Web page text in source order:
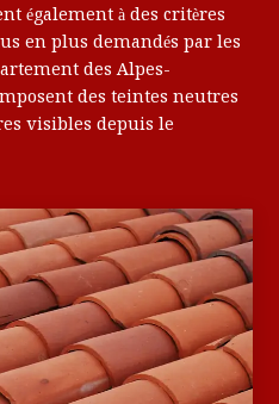
également à des critères
en plus demandés par les
des Alpes-
des teintes neutres
visibles depuis le